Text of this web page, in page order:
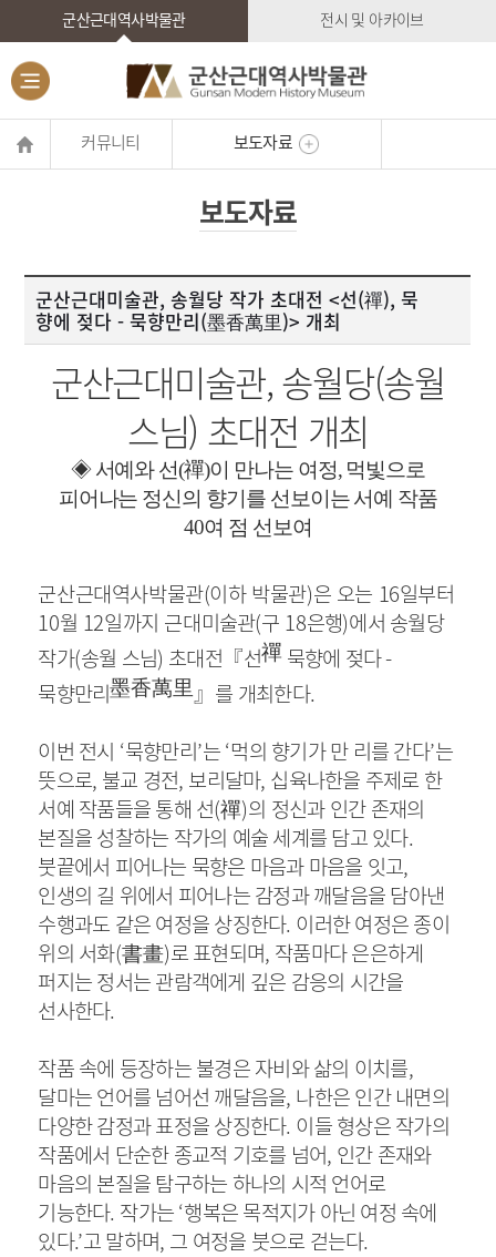
군산근대역사박물관 전시 및 아카이브
커뮤니티 보도자료
보도자료
군산근대미술관, 송월당 작가 초대전 <선(禪), 묵
향에 젖다 - 묵향만리(墨香萬里)> 개최
군산근대미술관, 송월당(송월
스님) 초대전 개최
◈서예와 선(禪)이 만나는 여정, 먹빛으로
피어나는 정신의 향기를 선보이는 서예 작품
40여 점 선보여
군산근대역사박물관(이하 박물관)은 오는 16일부터
10월 12일까지 근대미술관(구 18은행)에서 송월당
작가(송월 스님) 초대전 『선禪 묵향에 젖다-
묵향만리墨香萬里』 를 개최한다.
이번 전시 ‘묵향만리’는‘먹의 향기가 만 리를 간다’는
뜻으로, 불교 경전, 보리달마, 십육나한을 주제로 한
서예 작품들을 통해 선(禪)의 정신과 인간 존재의
본질을 성찰하는 작가의 예술 세계를 담고 있다.
붓끝에서 피어나는 묵향은 마음과 마음을 잇고,
인생의 길 위에서 피어나는 감정과 깨달음을 담아낸
수행과도 같은 여정을 상징한다. 이러한 여정은 종이
위의 서화(書畫)로 표현되며, 작품마다 은은하게
퍼지는 정서는 관람객에게 깊은 감응의 시간을
선사한다.
작품 속에 등장하는 불경은 자비와 삶의 이치를,
달마는 언어를 넘어선 깨달음을, 나한은 인간 내면의
다양한 감정과 표정을 상징한다. 이들 형상은 작가의
작품에서 단순한 종교적 기호를 넘어, 인간 존재와
마음의 본질을 탐구하는 하나의 시적 언어로
기능한다. 작가는‘행복은 목적지가 아닌 여정 속에
있다.’고 말하며, 그 여정을 붓으로 걷는다.